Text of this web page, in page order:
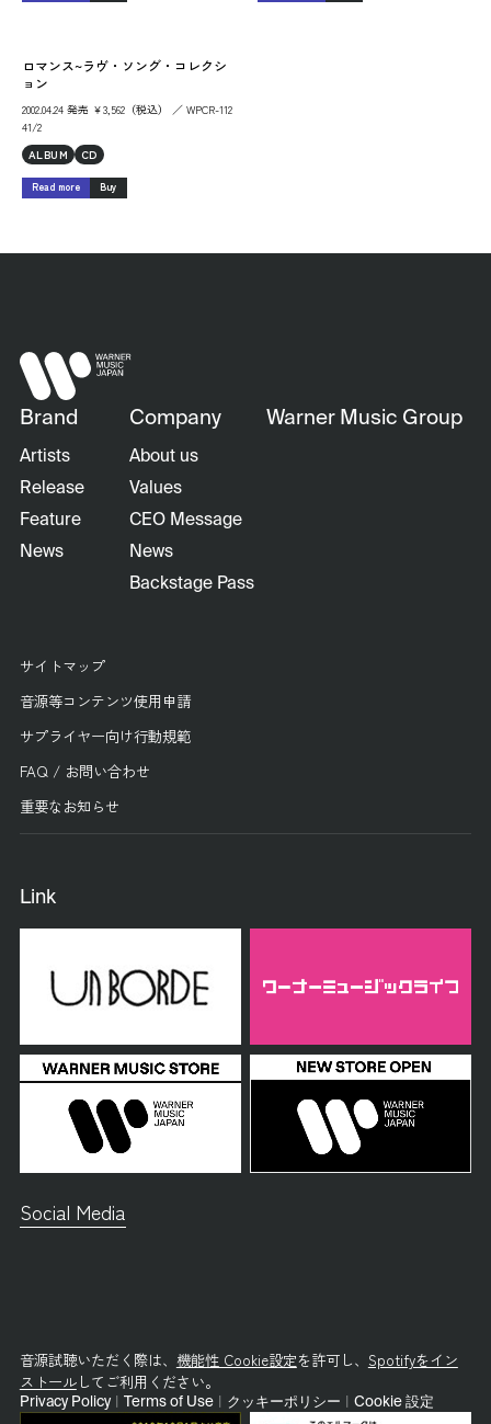
ロマンス~ラヴ・ソング・コレクシ
ョン
2002.04.24 発売 ￥3,562（税込） ／ WPCR-112
41/2
ALBUM
CD
Read more Buy
Brand
Artists
Release
Feature
News
Company
About us
Values
CEO Message
News
Backstage Pass
Warner Music Group
サイトマップ
音源等コンテンツ使用申請
サプライヤー向け行動規範
FAQ / お問い合わせ
重要なお知らせ
Link
Social Media
音源試聴いただく際は、 機能性 Cookie設定を許可し、 Spotifyをイン
ストールしてご利用ください。
Privacy Policy Terms of Use クッキーポリシー Cookie 設定